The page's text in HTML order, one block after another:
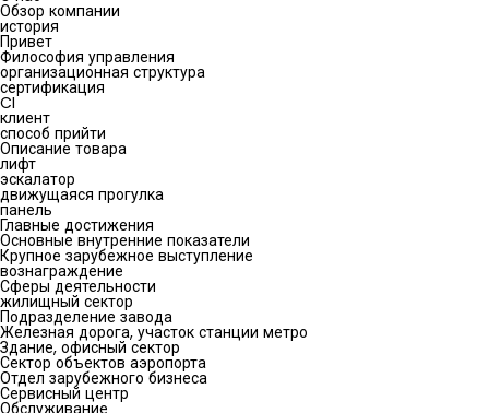
Обзор компании
история
Привет
Философия управления
организационная структура
сертификация
CI
клиент
способ прийти
Описание товара
лифт
эскалатор
движущаяся прогулка
панель
Главные достижения
Основные внутренние показатели
Крупное зарубежное выступление
вознаграждение
Сферы деятельности
жилищный сектор
Подразделение завода
Железная дорога, участок станции метро
Здание, офисный сектор
Сектор объектов аэропорта
Отдел зарубежного бизнеса
Сервисный центр
Обслуживание